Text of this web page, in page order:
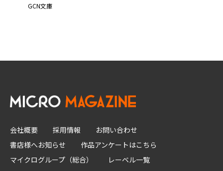
GCN文庫
会社概要 採用情報
お問い合わせ
書店様へお知らせ
作品アンケートはこちら
マイクログループ（総合）
レーベル一覧